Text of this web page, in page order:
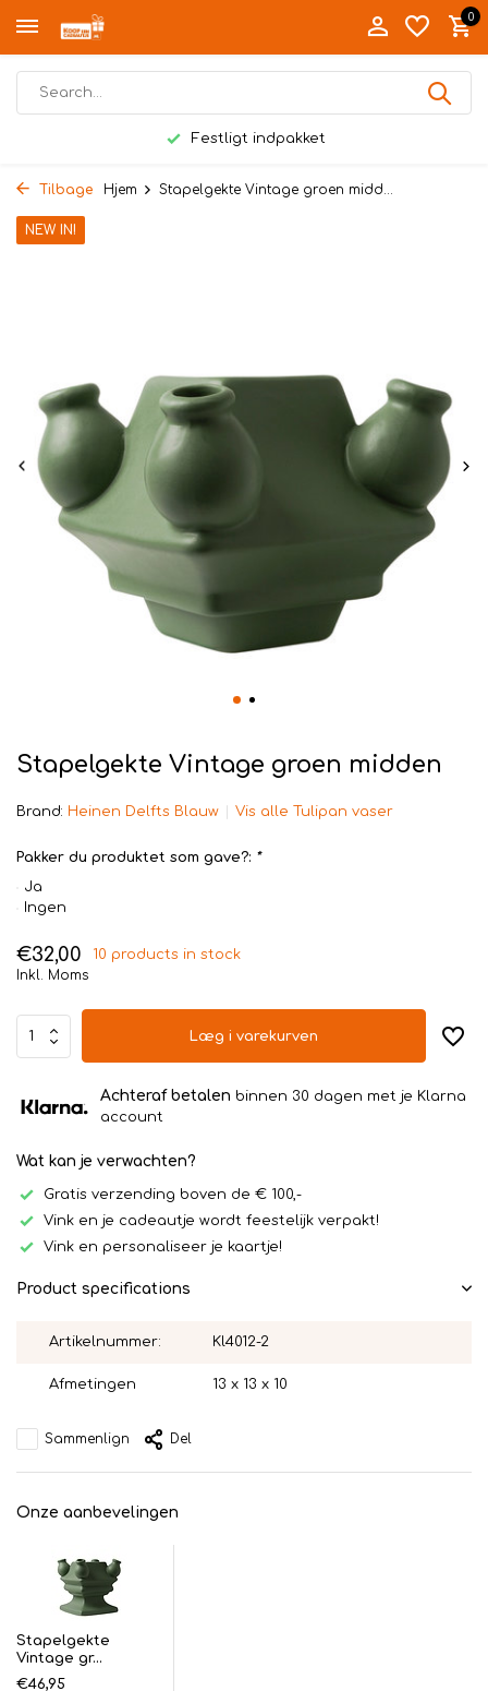
0
Festligt indpakket
Tilbage Hjem Stapelgekte Vintage groen midd...
Stapelgekte Vintage groen midden
NEW IN!
Brand: Heinen Delfts Blauw Vis alle Tulipan vaser
Pakker du produktet som gave?: *
Ja
Ingen
€32,00
10 products in stock
Inkl. Moms
Læg i varekurven
Achteraf betalen binnen 30 dagen met je Klarna
account
Wat kan je verwachten?
Gratis verzending boven de € 100,-
Vink en je cadeautje wordt feestelijk verpakt!
Vink en personaliseer je kaartje!
Product specifications
Artikelnummer: Kl4012-2
Afmetingen 13 x 13 x 10
Sammenlign Del
Onze aanbevelingen
Stapelgekte
Vintage gr...
€46,95